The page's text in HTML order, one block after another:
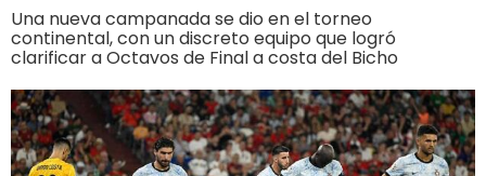
Una nueva campanada se dio en el torneo
continental, con un discreto equipo que logró
clarificar a Octavos de Final a costa del Bicho